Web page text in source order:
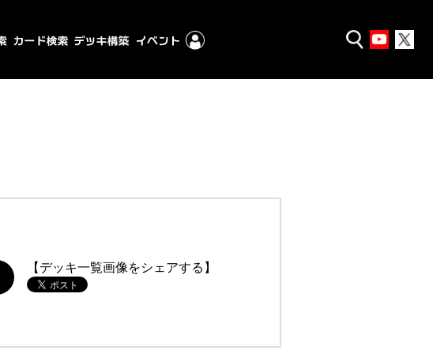
【デッキ一覧画像をシェアする】